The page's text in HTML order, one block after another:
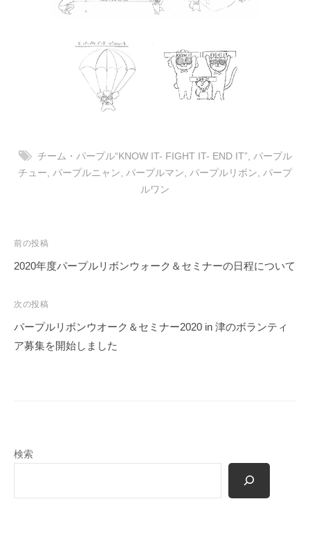
チーム・パープル“KNOW IT- FIGHT IT- END IT”, パープル
チュー, パープルニャン, パープルマン, パープルリボン, パープ
ルワン
投
稿
ビ
ゲ
ー
前の投稿
2020年度パープルリボンウォーク＆セミナーの日程について
次の投稿
パープルリボンウオーク＆セミナー2020 in 津のボランティ
ア募集を開始しました
検索